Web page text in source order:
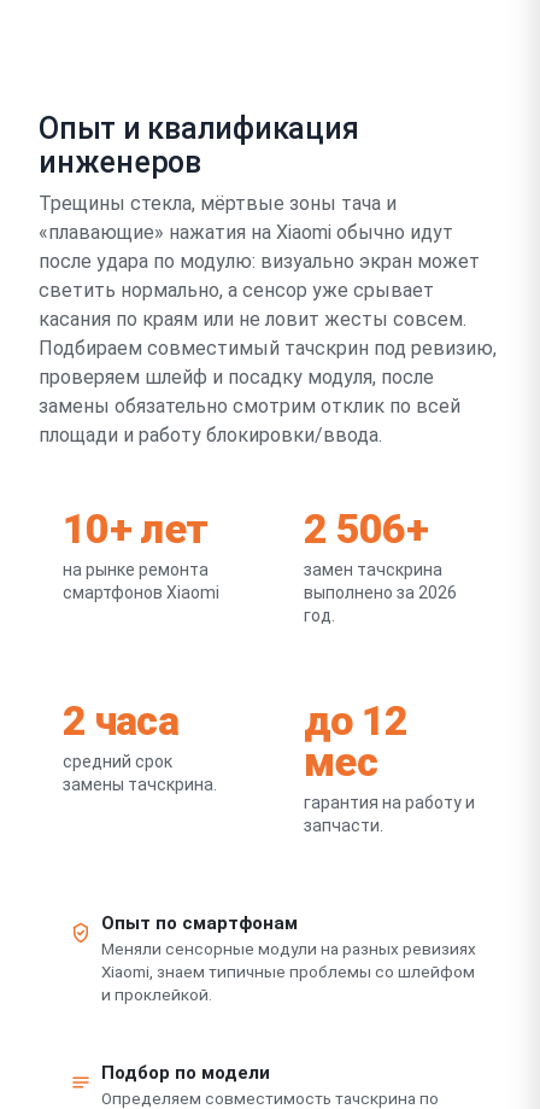
Опыт и квалификация
инженеров
Трещины стекла, мёртвые зоны тача и
«плавающие» нажатия на Xiaomi обычно идут
после удара по модулю: визуально экран может
светить нормально, а сенсор уже срывает
касания по краям или не ловит жесты совсем.
Подбираем совместимый тачскрин под ревизию,
проверяем шлейф и посадку модуля, после
замены обязательно смотрим отклик по всей
площади и работу блокировки/ввода.
10+ лет
на рынке ремонта
смартфонов Xiaomi
2 506+
замен тачскрина
выполнено за 2026
год.
2 часа
средний срок
замены тачскрина.
до 12
мес
гарантия на работу и
запчасти.
Опыт по смартфонам
Меняли сенсорные модули на разных ревизиях
Xiaomi, знаем типичные проблемы со шлейфом
и проклейкой.
Подбор по модели
Определяем совместимость тачскрина по